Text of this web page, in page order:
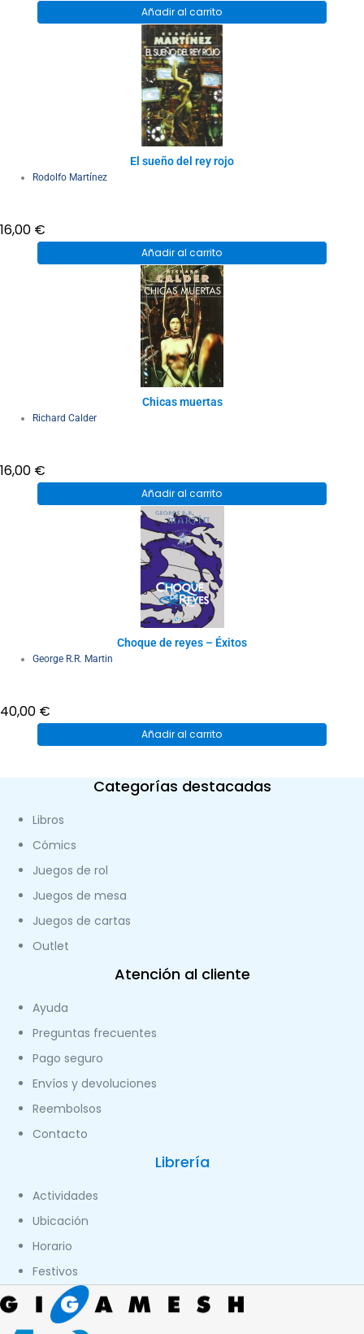
Añadir al carrito
El sueño del rey rojo
Rodolfo Martínez
16,00 €
Añadir al carrito
Chicas muertas
Richard Calder
16,00 €
Añadir al carrito
Choque de reyes – Éxitos
George R.R. Martin
40,00 €
Añadir al carrito
Categorías destacadas
Libros
Cómics
Juegos de rol
Juegos de mesa
Juegos de cartas
Outlet
Atención al cliente
Ayuda
Preguntas frecuentes
Pago seguro
Envíos y devoluciones
Reembolsos
Contacto
Librería
Actividades
Ubicación
Horario
Festivos